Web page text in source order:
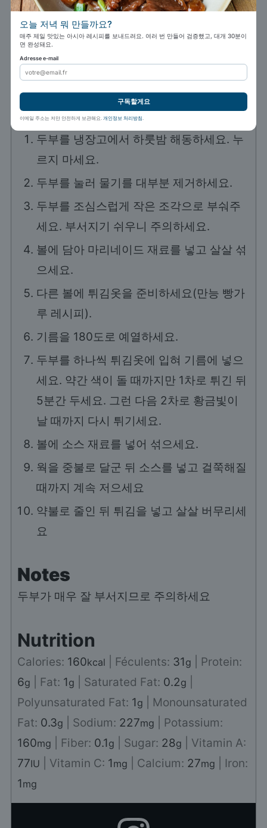
두부 마리네이드
300 g 엑스트라 단단한 두부 냉동
3
1 큰술
조리 방법
두부를 냉장고에서 하룻밤 해동하세요. 누
르지 마세요.
두부를 눌러 물기를 대부분 제거하세요.
두부를 조심스럽게 작은 조각으로 부숴주
세요. 부서지기 쉬우니 주의하세요.
볼에 담아 마리네이드 재료를 넣고 살살 섞
으세요.
다른 볼에 튀김옷을 준비하세요(만능 빵가
루 레시피).
기름을 180도로 예열하세요.
두부를 하나씩 튀김옷에 입혀 기름에 넣으
세요. 약간 색이 돌 때까지만 1차로 튀긴 뒤
5분간 두세요. 그런 다음 2차로 황금빛이
날 때까지 다시 튀기세요.
볼에 소스 재료를 넣어 섞으세요.
웍을 중불로 달군 뒤 소스를 넣고 걸쭉해질
때까지 계속 저으세요
약불로 줄인 뒤 튀김을 넣고 살살 버무리세
요
Notes
두부가 매우 잘 부서지므로 주의하세요
Nutrition
Calories: 160kcal Féculents: 31g
Protein:
6g Fat: 1g Saturated Fat: 0.2g
Polyunsaturated Fat: 1g
Monounsaturated
Fat: 0.3g Sodium: 227mg
Potassium:
160mg Fiber: 0.1g Sugar: 28g
Vitamin A:
77IU Vitamin C: 1mg Calcium: 27mg
Iron:
1mg
오늘 저녁 뭐 만들까요?
매주 제일 맛있는 아시아 레시피를 보내드려요. 여러 번 만들어 검증했고, 대개 30분이
면 완성돼요.
Adresse e-mail
구독할게요
이메일 주소는 저만 안전하게 보관해요. 개인정보 처리방침.